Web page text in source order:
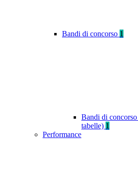
Bandi di concorso 1
Bandi di
tabelle) 1
Performance